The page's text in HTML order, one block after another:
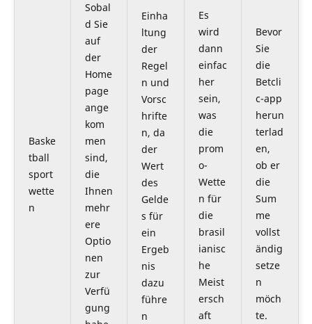
Baske
tball
sport
wette
n
Sobal
d Sie
auf
der
Home
page
ange
kom
men
sind,
die
Ihnen
mehr
ere
Optio
nen
zur
Verfü
gung
Einha
ltung
der
Regel
n und
Vorsc
hrifte
n, da
der
Wert
des
Gelde
s für
ein
Ergeb
nis
dazu
führe
n
Es
wird
dann
einfac
her
sein,
was
die
prom
o-
Wette
n für
die
brasil
ianisc
he
Meist
ersch
aft
Bevor
Sie
die
Betcli
c-app
herun
terlad
en,
ob er
die
Sum
me
vollst
ändig
setze
n
möch
te.